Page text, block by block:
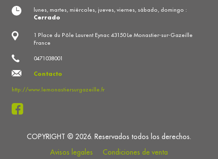
1 Place du Pôle Laurent Eynac 43150 Le Monastier-sur-Gazeille
France
0471038001
Contacto
http://www.lemonastiersurgazeille.fr
lunes, martes, miércoles, jueves, viernes, sábado, domingo :
Cerrado
COPYRIGHT © 2026. Reservados todos los derechos.
Avisos legales
Condiciones de venta